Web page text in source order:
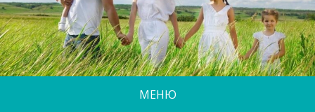
МЕНЮ